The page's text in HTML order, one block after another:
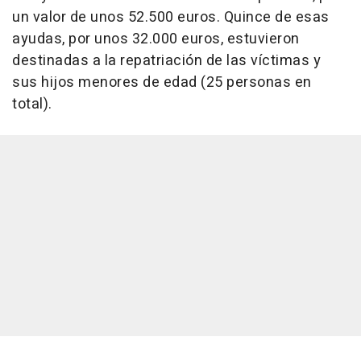
un valor de unos 52.500 euros. Quince de esas
ayudas, por unos 32.000 euros, estuvieron
destinadas a la repatriación de las víctimas y
sus hijos menores de edad (25 personas en
total).